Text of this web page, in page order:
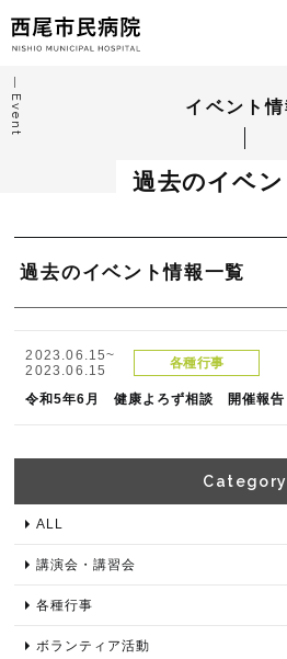
Event イベント情
過去のイベン
過去のイベント情報一覧
2023.06.15~
2023.06.15
各種⾏事
令和5年6月 健康よろず相談 開催報告
Category​
ALL
講演会・講習会
各種⾏事
ボランティア活動